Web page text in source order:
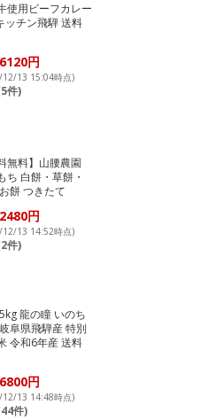
使用ビーフカレー
ッチン飛騨 送料
6120円
13 15:04時点)
件)
無料】山腰農園
ち 白餅・草餅・
餅 つきたて
2480円
13 14:52時点)
件)
龍の瞳 いのち
阜県飛騨産 特別
令和6年産 送料
6800円
13 14:48時点)
件)